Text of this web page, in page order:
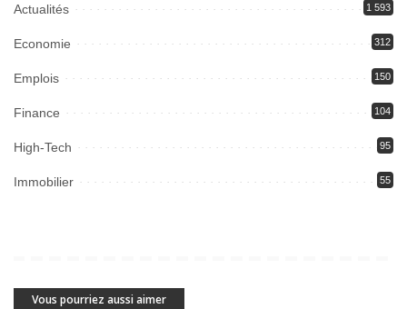
Actualités 1 593
Economie 312
Emplois 150
Finance 104
High-Tech 95
Immobilier 55
Vous pourriez aussi aimer